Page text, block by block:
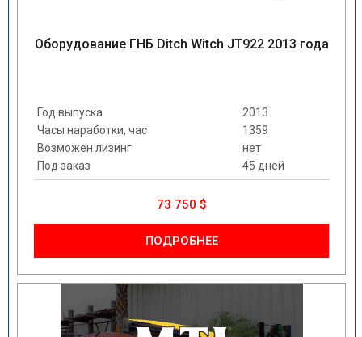
Оборудование ГНБ Ditch Witch JT922 2013 года
Год выпуска
2013
Часы наработки, час
1359
Возможен лизинг
нет
Под заказ
45 дней
73 750 $
ПОДРОБНЕЕ